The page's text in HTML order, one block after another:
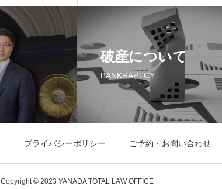
破産について
BANKRAPTCY
プライバシーポリシー ご予約・お問い合わせ
Copyright © 2023 YANADA TOTAL LAW OFFICE